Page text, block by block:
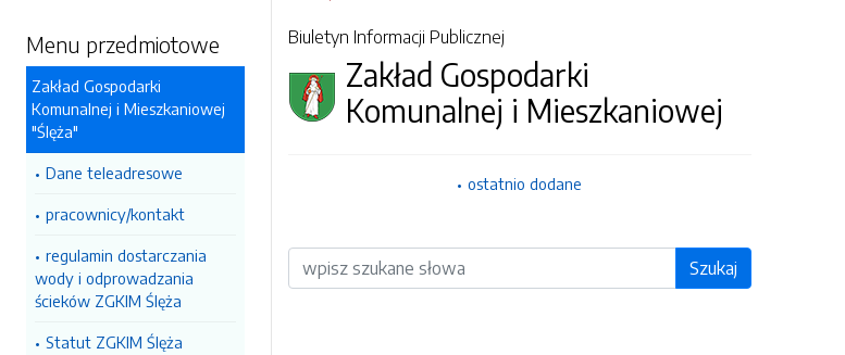
Menu przedmiotowe
Zakład Gospodarki
Komunalnej i Mieszkaniowej
"Ślęża"
Dane teleadresowe
pracownicy/kontakt
regulamin dostarczania
wody i odprowadzania
ścieków ZGKIM Ślęża
Statut ZGKIM Ślęża
Biuletyn Informacji Publicznej
Zakład Gospodarki
Komunalnej i Mieszkaniowej
ostatnio dodane
Wyszukiwarka Szukaj